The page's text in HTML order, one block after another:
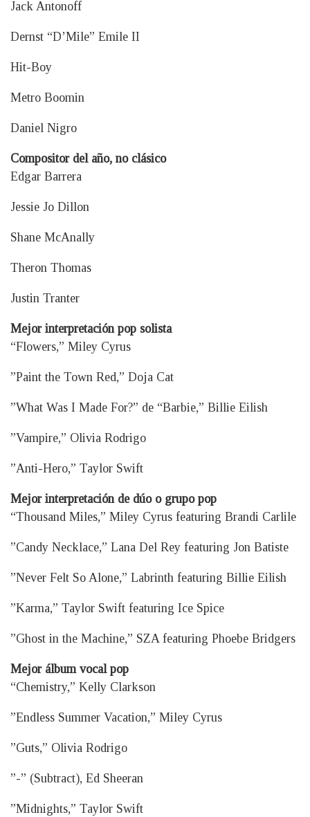
Jack Antonoff
Dernst “D’Mile” Emile II
Hit-Boy
Metro Boomin
Daniel Nigro
Compositor del año, no clásico
Edgar Barrera
Jessie Jo Dillon
Shane McAnally
Theron Thomas
Justin Tranter
Mejor interpretación pop solista
“Flowers,” Miley Cyrus
”Paint the Town Red,” Doja Cat
”What Was I Made For?” de “Barbie,” Billie Eilish
”Vampire,” Olivia Rodrigo
”Anti-Hero,” Taylor Swift
Mejor interpretación de dúo o grupo pop
“Thousand Miles,” Miley Cyrus featuring Brandi Carlile
”Candy Necklace,” Lana Del Rey featuring Jon Batiste
”Never Felt So Alone,” Labrinth featuring Billie Eilish
”Karma,” Taylor Swift featuring Ice Spice
”Ghost in the Machine,” SZA featuring Phoebe Bridgers
Mejor álbum vocal pop
“Chemistry,” Kelly Clarkson
”Endless Summer Vacation,” Miley Cyrus
”Guts,” Olivia Rodrigo
”-” (Subtract), Ed Sheeran
”Midnights,” Taylor Swift